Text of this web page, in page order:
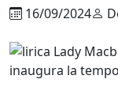
16/09/2024